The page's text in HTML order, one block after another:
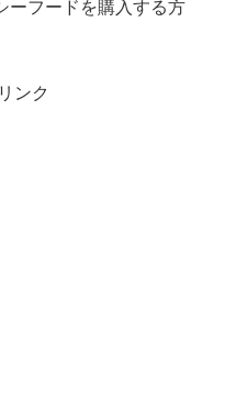
ーフードを購入する方
ンク